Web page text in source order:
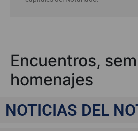
Encuentros,
homenajes
NOTICIAS DEL